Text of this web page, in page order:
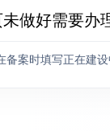
做好需要办
备案时填写正在建设